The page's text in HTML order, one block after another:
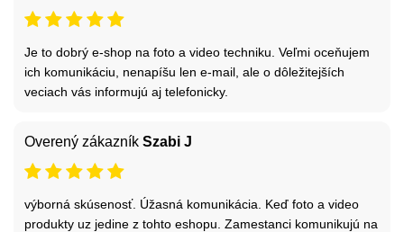
Je to dobrý e-shop na foto a video techniku. Veľmi oceňujem
ich komunikáciu, nenapíšu len e-mail, ale o dôležitejších
veciach vás informujú aj telefonicky.
Overený zákazník Szabi J
výborná skúsenosť. Úžasná komunikácia. Keď foto a video
produkty uz jedine z tohto eshopu. Zamestanci komunikujú na